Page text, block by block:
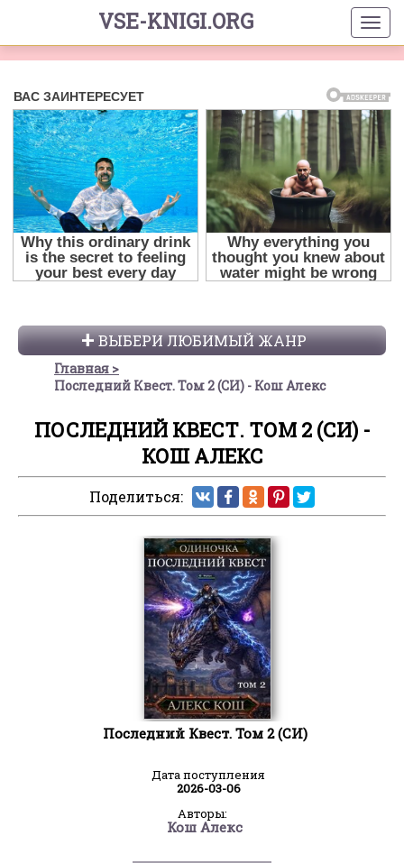
VSE-KNIGI.ORG
ВЫБЕРИ ЛЮБИМЫЙ ЖАНР
Главная
Последний Квест. Том 2 (СИ) - Кош Алекс
ПОСЛЕДНИЙ КВЕСТ. ТОМ 2 (СИ) -
КОШ АЛЕКС
Поделиться:
Последний Квест. Том 2 (СИ)
Дата поступления
2026-03-06
Авторы:
Кош Алекс